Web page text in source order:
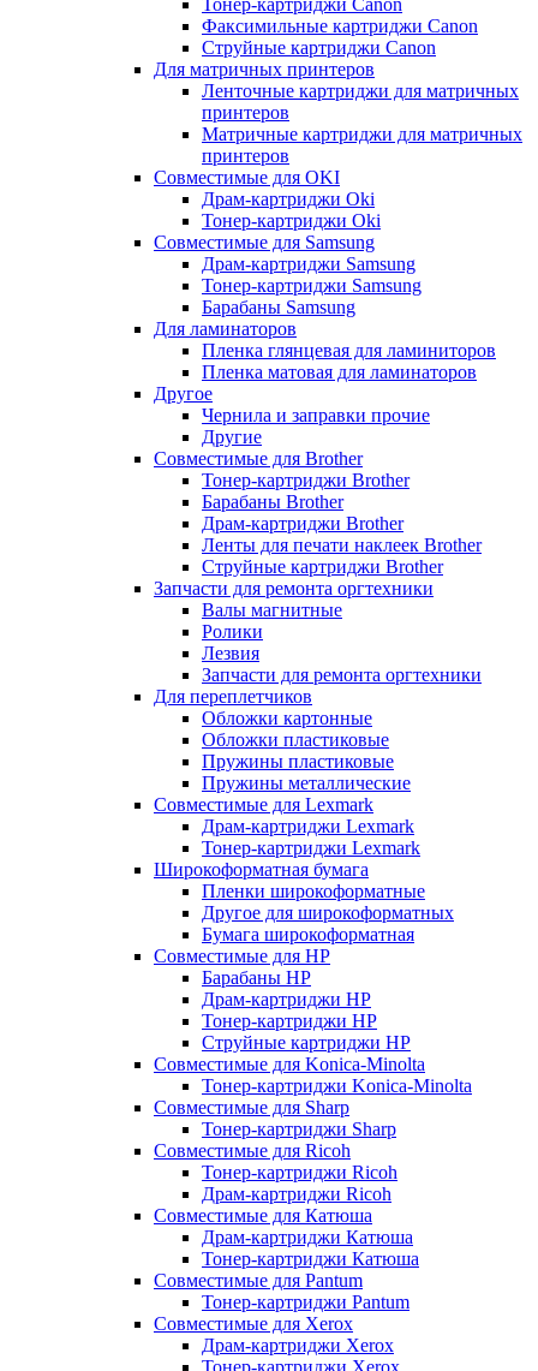
Тонер-картриджи Canon
Факсимильные картриджи Canon
Струйные картриджи Canon
Для матричных принтеров
Ленточные картриджи для матричных
принтеров
Матричные картриджи для матричных
принтеров
Совместимые для OKI
Драм-картриджи Oki
Тонер-картриджи Oki
Совместимые для Samsung
Драм-картриджи Samsung
Тонер-картриджи Samsung
Барабаны Samsung
Для ламинаторов
Пленка глянцевая для ламиниторов
Пленка матовая для ламинаторов
Другое
Чернила и заправки прочие
Другие
Совместимые для Brother
Тонер-картриджи Brother
Барабаны Brother
Драм-картриджи Brother
Ленты для печати наклеек Brother
Струйные картриджи Brother
Запчасти для ремонта оргтехники
Валы магнитные
Ролики
Лезвия
Запчасти для ремонта оргтехники
Для переплетчиков
Обложки картонные
Обложки пластиковые
Пружины пластиковые
Пружины металлические
Совместимые для Lexmark
Драм-картриджи Lexmark
Тонер-картриджи Lexmark
Широкоформатная бумага
Пленки широкоформатные
Другое для широкоформатных
Бумага широкоформатная
Совместимые для HP
Барабаны HP
Драм-картриджи HP
Тонер-картриджи HP
Струйные картриджи HP
Совместимые для Konica-Minolta
Тонер-картриджи Konica-Minolta
Совместимые для Sharp
Тонер-картриджи Sharp
Совместимые для Ricoh
Тонер-картриджи Ricoh
Драм-картриджи Ricoh
Совместимые для Катюша
Драм-картриджи Катюша
Тонер-картриджи Катюша
Совместимые для Pantum
Тонер-картриджи Pantum
Совместимые для Xerox
Драм-картриджи Xerox
Тонер-картриджи Xerox